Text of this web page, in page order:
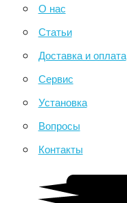
О нас
Статьи
Доставка и оплата
Сервис
Установка
Вопросы
Контакты